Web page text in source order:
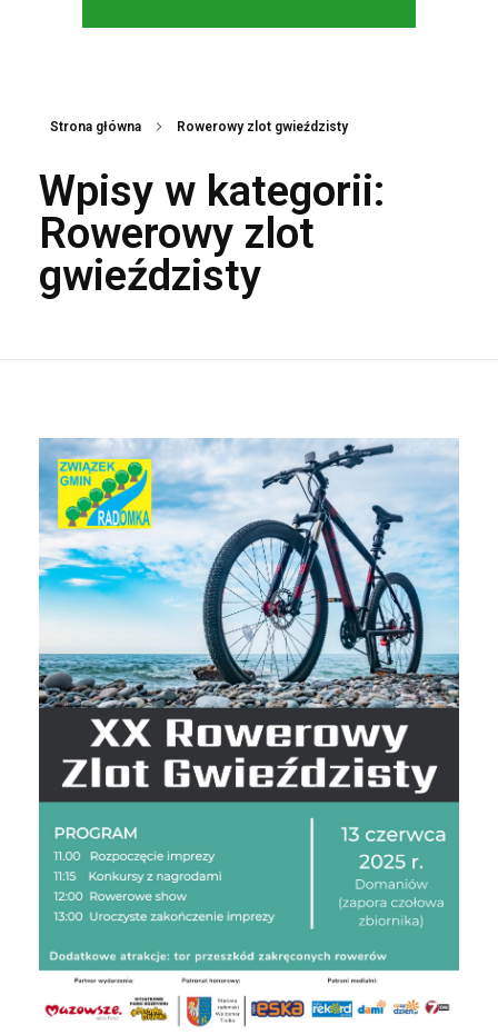
Strona główna Rowerowy zlot gwieździsty
Wpisy w kategorii:
Rowerowy zlot
gwieździsty